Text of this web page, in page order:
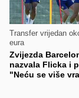
Transfer vrijedan
eura
Zvijezda
nazvala Flicka i
"Neću se više